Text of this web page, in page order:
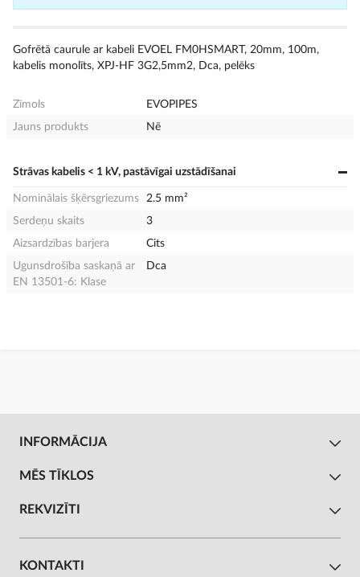
Gofrētā caurule ar kabeli EVOEL FM­0H­SMART, 20mm, 100m,
kabelis monolīts, XPJ-HF 3G2,5mm2, Dca, pelēks
Zīmols
EVOPIPES
Jauns produkts
Nē
Strāvas kabelis < 1 kV, pastāvīgai uzstādīšanai
Nominālais šķērsgriezums
2.5 mm²
Serdeņu skaits
3
Aizsardzības barjera
Cits
Ugunsdrošība saskaņā ar
EN 13501-6: Klase
Dca
INFORMĀCIJA
MĒS TĪKLOS
REKVIZĪTI
KONTAKTI